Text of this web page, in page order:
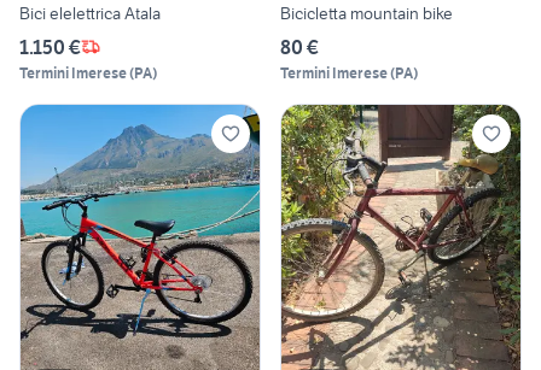
Bici elelettrica Atala
1.150 €
Termini Imerese(PA)
Bicicletta mountain bike
80 €
Termini Imerese(PA)